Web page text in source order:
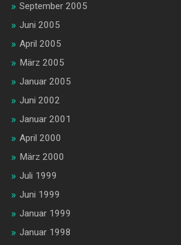
September 2005
Juni 2005
April 2005
März 2005
Januar 2005
Juni 2002
Januar 2001
April 2000
März 2000
Juli 1999
Juni 1999
Januar 1999
Januar 1998